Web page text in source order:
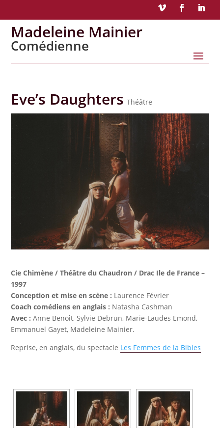
Madeleine Mainier
Comédienne
Eve’s Daughters Théâtre
Cie Chimène / Théâtre du Chaudron / Drac Ile de France –
1997
Conception et mise en scène : Laurence Février
Coach comédiens en anglais : Natasha Cashman
Avec : Anne Benoît, Sylvie Debrun, Marie-Laudes Emond,
Emmanuel Gayet, Madeleine Mainier.
Reprise, en anglais, du spectacle Les Femmes de la Bibles